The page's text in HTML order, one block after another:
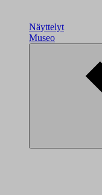
Näyttelyt
Museo